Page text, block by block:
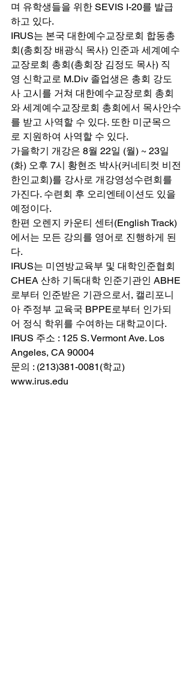
며 유학생들을 위한 SEVIS I-20를 발급
하고 있다.
IRUS는 본국 대한예수교장로회 합동총
회(총회장 배광식 목사) 인준과 세계예수
교장로회 총회(총회장 김정도 목사) 직
영 신학교로 M.Div 졸업생은 총회 강도
사 고시를 거쳐 대한예수교장로회 총회
와 세계예수교장로회 총회에서 목사안수
를 받고 사역할 수 있다. 또한 미군목으
로 지원하여 사역할 수 있다.
가을학기 개강은 8월 22일 (월) ~ 23일
(화) 오후 7시 황현조 박사(커네티컷 비전
한인교회)를 강사로 개강영성수련회를
가진다. 수련회 후 오리엔테이션도 있을
예정이다.
한편 오렌지 카운티 센터(English Track)
에서는 모든 강의를 영어로 진행하게 된
다.
IRUS는 미연방교육부 및 대학인준협회
CHEA 산하 기독대학 인준기관인 ABHE
로부터 인준받은 기관으로서, 캘리포니
아 주정부 교육국 BPPE로부터 인가되
어 정식 학위를 수여하는 대학교이다.
IRUS 주소 : 125 S. Vermont Ave. Los
Angeles, CA 90004
문의 : (213)381-0081(학교)
www.irus.edu